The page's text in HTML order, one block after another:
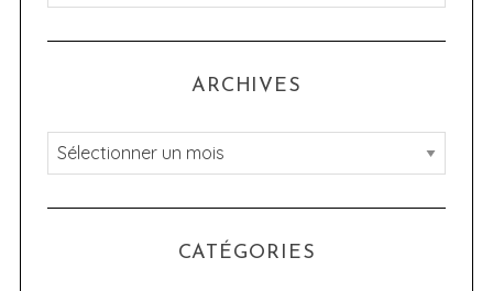
ARCHIVES
A
r
c
CATÉGORIES